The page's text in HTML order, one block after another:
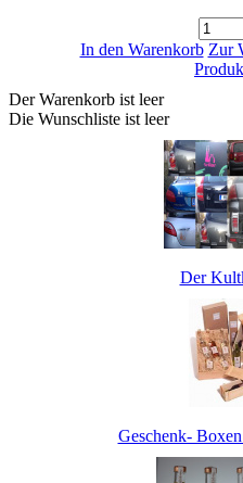
In den Warenkorb Zur
Der Warenkorb ist leer
Die Wunschliste ist leer
Der
Geschenk-